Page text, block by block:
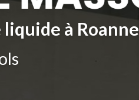
à Roanne